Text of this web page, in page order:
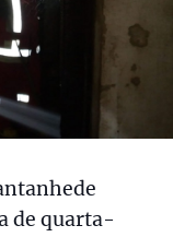
de quarta-